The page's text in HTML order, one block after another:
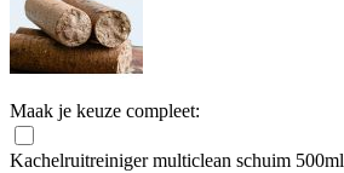
Maak je keuze compleet:
Kachelruitreiniger multiclean schuim 500ml